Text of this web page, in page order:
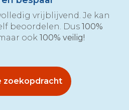
vrijblijvend. Je kan
beoordelen. Dus 100%
ook 100% veilig!
zoekopdracht